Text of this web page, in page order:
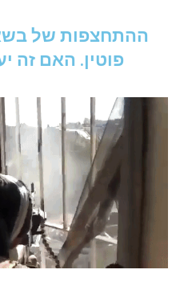
ההתחצפות של
פוטין. האם זה